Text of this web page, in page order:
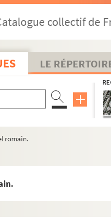
collectif de
LE
romain.
de Rome, calendrier à l'usage de
bréviaires des XIV
de Saint-Etienne de Toulouse
ecclesie Tolosane »
de l'église de Dax
dominicain de Bertrand du Pouget
des dominicains de Toulouse